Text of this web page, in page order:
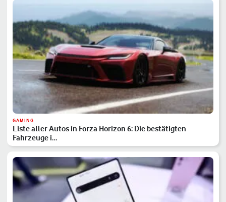
GAMING
Liste aller Autos in Forza Horizon 6: Die bestätigten
Fahrzeuge i…